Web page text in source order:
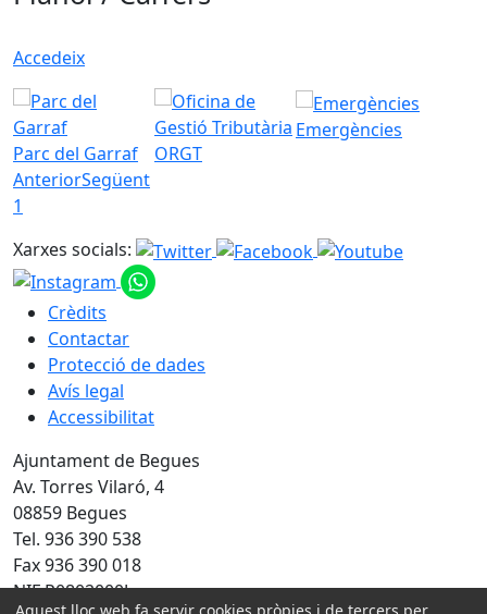
Accedeix
Parc del Garraf ORGT
Emergències
AnteriorSegüent
1
Xarxes socials:
Crèdits
Contactar
Protecció de dades
Avís legal
Accessibilitat
Ajuntament de Begues
Av. Torres Vilaró, 4
08859 Begues
Tel. 936 390 538
Fax 936 390 018
NIF P0802000J